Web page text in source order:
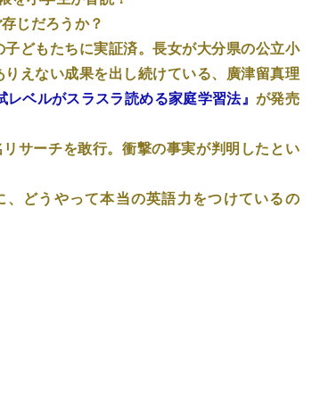
じだろうか？
どもたちに実証済。長女が大分県の公立小
えない成果を出し続けている、廣津留真理
ベルがスラスラ読める家庭学習法』 が発売
サーチを敢行。衝撃の事実が判明したとい
どうやって本当の英語力をつけているの